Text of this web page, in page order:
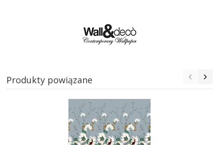
Produkty powiązane